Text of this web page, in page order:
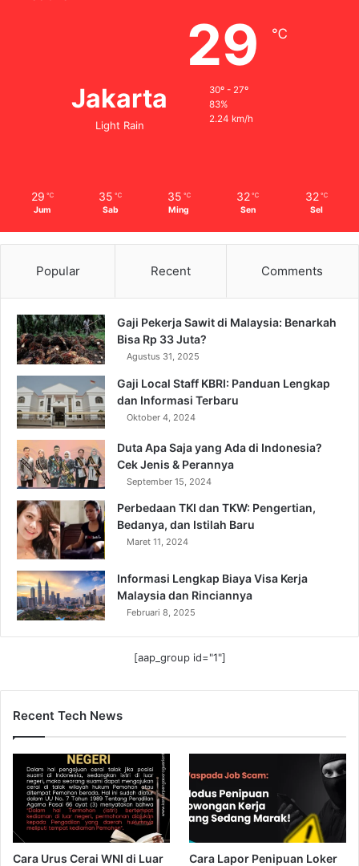
Jakarta
Light Rain
29 ℃
30º - 27º
83%
2.24 km/h
29 ℃
Jum
35 ℃
Sab
35 ℃
Ming
32 ℃
Sen
32 ℃
Sel
Popular Recent Comments
Gaji Pekerja Sawit di Malaysia: Benarkah
Bisa Rp 33 Juta?
Agustus 31, 2025
Gaji Local Staff KBRI: Panduan Lengkap
dan Informasi Terbaru
Oktober 4, 2024
Duta Apa Saja yang Ada di Indonesia?
Cek Jenis & Perannya
September 15, 2024
Perbedaan TKI dan TKW: Pengertian,
Bedanya, dan Istilah Baru
Maret 11, 2024
Informasi Lengkap Biaya Visa Kerja
Malaysia dan Rinciannya
Februari 8, 2025
[aap_group id="1"]
Recent Tech News
Cara Urus Cerai WNI di Luar
Cara Lapor Penipuan Loker